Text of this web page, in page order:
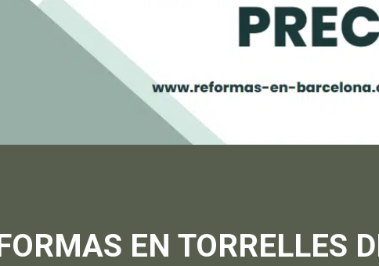
EN TORRELLES